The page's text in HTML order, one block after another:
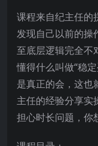
课程来自纪主任的
发现自己以前的操
至底层逻辑完全不
懂得什么叫做“稳
是真正的会，这也
主任的经验分享实
担心时长问题，你